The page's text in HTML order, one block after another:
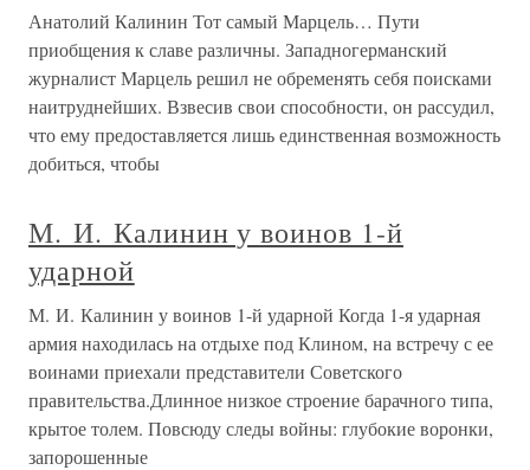
Анатолий Калинин Тот самый Марцель… Пути
приобщения к славе различны. Западногерманский
журналист Марцель решил не обременять себя поисками
наитруднейших. Взвесив свои способности, он рассудил,
что ему предоставляется лишь единственная возможность
добиться, чтобы
М. И. Калинин у воинов 1-й
ударной
М. И. Калинин у воинов 1-й ударной Когда 1-я ударная
армия находилась на отдыхе под Клином, на встречу с ее
воинами приехали представители Советского
правительства.Длинное низкое строение барачного типа,
крытое толем. Повсюду следы войны: глубокие воронки,
запорошенные